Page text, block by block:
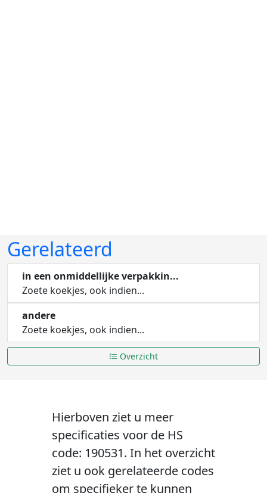
Gerelateerd
in een onmiddellijke verpakkin...
Zoete koekjes, ook indien...
andere
Zoete koekjes, ook indien...
Overzicht
Hierboven ziet u meer
specificaties voor de HS
code: 190531. In het overzicht
ziet u ook gerelateerde codes
om specifieker te kunnen